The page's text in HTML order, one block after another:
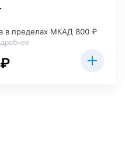
в пределах МКАД 800 ₽